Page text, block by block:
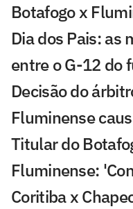
Botafogo x
Dia dos Pais: as
entre o G-12 do
Decisão do
Fluminense
Titular do
Fluminense:
Coritiba x